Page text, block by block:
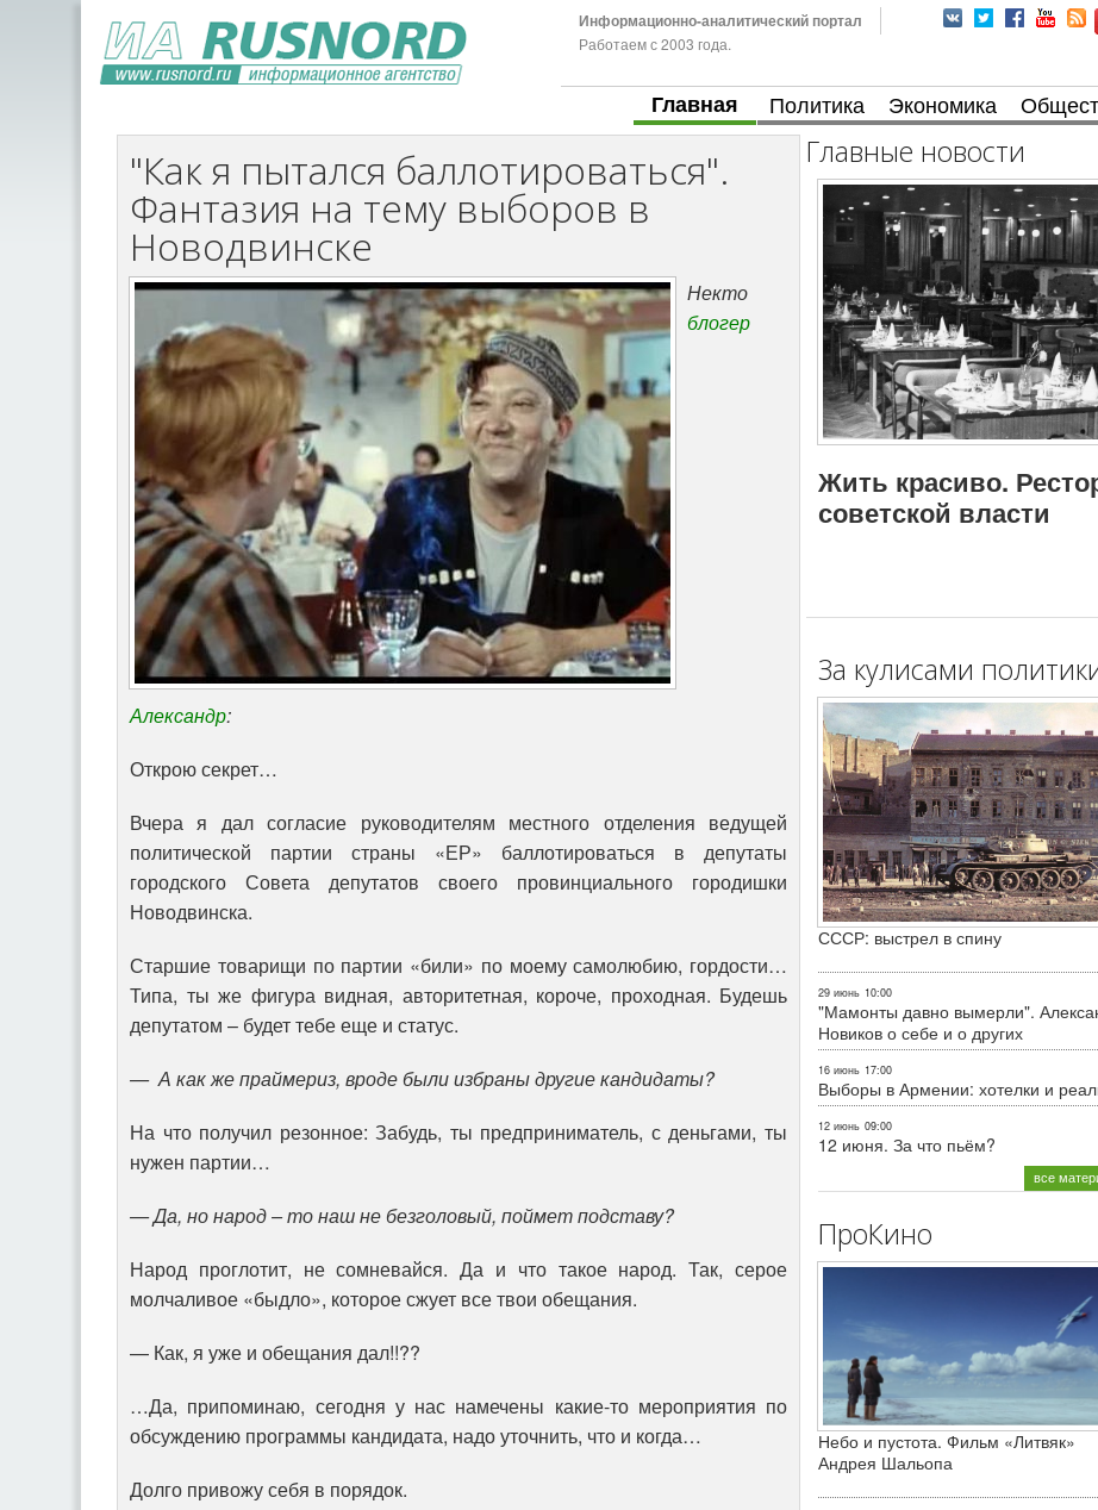
Информационно-аналитический портал
Работаем с 2003 года.
Главная Политика Экономика
"Как я пытался баллотироваться".
Фантазия на тему выборов в
Новодвинске
Некто
блогер
Александр:
Открою секрет…
Вчера я дал согласие руководителям местного отделения ведущей
политической партии страны «ЕР» баллотироваться в депутаты
городского Совета депутатов своего провинциального городишки
Новодвинска.
Старшие товарищи по партии «били» по моему самолюбию, гордости…
Типа, ты же фигура видная, авторитетная, короче, проходная. Будешь
депутатом – будет тебе еще и статус.
— А как же праймериз, вроде были избраны другие кандидаты?
На что получил резонное: Забудь, ты предприниматель, с деньгами, ты
нужен партии…
— Да, но народ – то наш не безголовый, поймет подставу?
Народ проглотит, не сомневайся. Да и что такое народ. Так, серое
молчаливое «быдло», которое сжует все твои обещания.
— Как, я уже и обещания дал!!??
…Да, припоминаю, сегодня у нас намечены какие-то мероприятия по
обсуждению программы кандидата, надо уточнить, что и когда…
Долго привожу себя в порядок.
Главные новости
Жить красиво.
советской власти
За кулисами
СССР: выстрел в спину
29 июнь 10:00
"Мамонты давно вымерли".
Новиков о себе и о других
16 июнь 17:00
Выборы в Армении: хотелки и
12 июнь 09:00
12 июня. За что пьём?
все
ПроКино
Небо и пустота. Фильм «Литвяк»
Андрея Шальопа